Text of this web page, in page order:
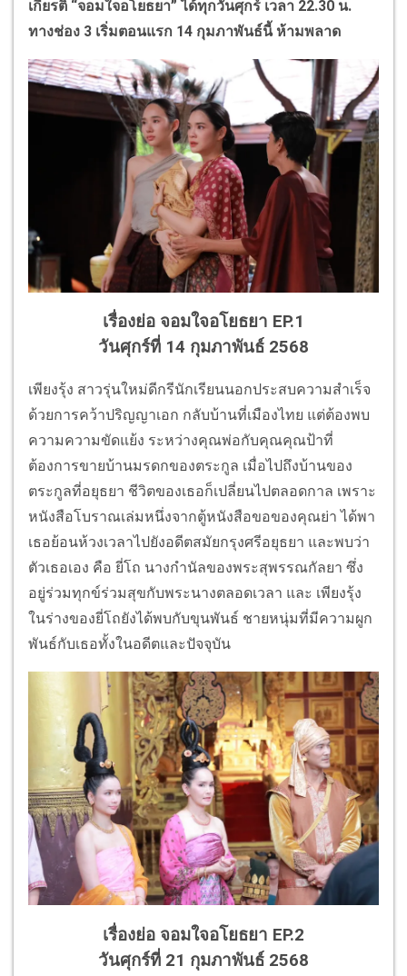
เกียรติ “จอมใจอโยธยา” ได้ทุกวันศุกร์ เวลา 22.30 น.
ทางช่อง 3 เริ่มตอนแรก 14 กุมภาพันธ์นี้ ห้ามพลาด
เรื่องย่อ จอมใจอโยธยา EP.1
วันศุกร์ที่ 14 กุมภาพันธ์ 2568
เพียงรุ้ง สาวรุ่นใหม่ดีกรีนักเรียนนอกประสบความสำเร็จ
ด้วยการคว้าปริญญาเอก กลับบ้านที่เมืองไทย แต่ต้องพบ
ความความขัดแย้ง ระหว่างคุณพ่อกับคุณคุณป้าที่
ต้องการขายบ้านมรดกของตระกูล เมื่อไปถึงบ้านของ
ตระกูลที่อยุธยา ชีวิตของเธอก็เปลี่ยนไปตลอดกาล เพราะ
หนังสือโบราณเล่มหนึ่งจากตู้หนังสือขอของคุณย่า ได้พา
เธอย้อนห้วงเวลาไปยังอดีตสมัยกรุงศรีอยุธยา และพบว่า
ตัวเธอเอง คือ ยี่โถ นางกำนัลของพระสุพรรณกัลยา ซึ่ง
อยู่ร่วมทุกข์ร่วมสุขกับพระนางตลอดเวลา และ เพียงรุ้ง
ในร่างของยี่โถยังได้พบกับขุนพันธ์ ชายหนุ่มที่มีความผูก
พันธ์กับเธอทั้งในอดีตและปัจจุบัน
เรื่องย่อ จอมใจอโยธยา EP.2
วันศุกร์ที่ 21 กุมภาพันธ์ 2568